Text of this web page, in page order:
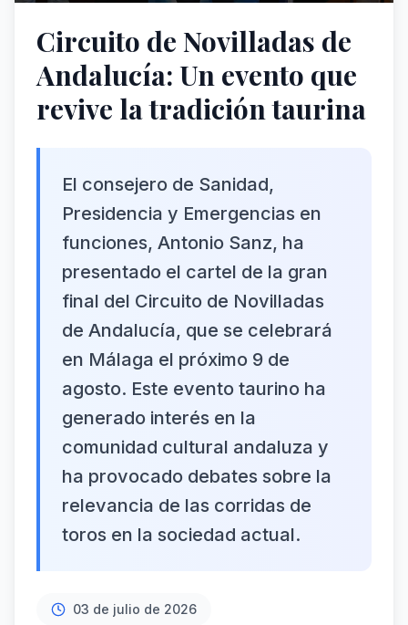
Circuito de Novilladas de
Andalucía: Un evento que
revive la tradición taurina
El consejero de Sanidad,
Presidencia y Emergencias en
funciones, Antonio Sanz, ha
presentado el cartel de la gran
final del Circuito de Novilladas
de Andalucía, que se celebrará
en Málaga el próximo 9 de
agosto. Este evento taurino ha
generado interés en la
comunidad cultural andaluza y
ha provocado debates sobre la
relevancia de las corridas de
toros en la sociedad actual.
03 de julio de 2026